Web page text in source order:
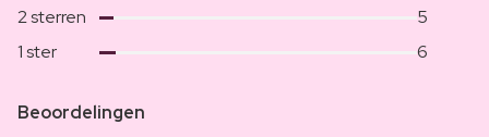
2 sterren
5
1 ster
6
Beoordelingen